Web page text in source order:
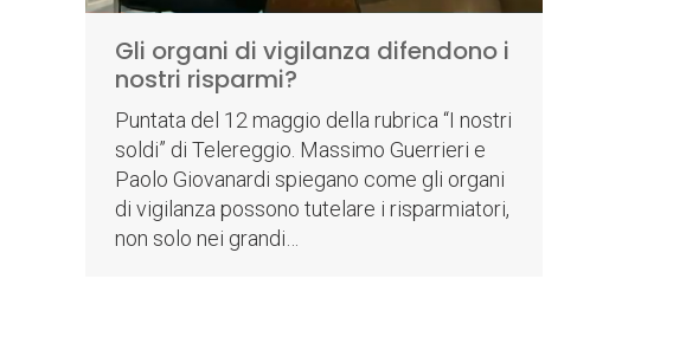
Gli organi di vigilanza difendono i
nostri risparmi?
Puntata del 12 maggio della rubrica “I nostri
soldi” di Telereggio. Massimo Guerrieri e
Paolo Giovanardi spiegano come gli organi
di vigilanza possono tutelare i risparmiatori,
non solo nei grandi…